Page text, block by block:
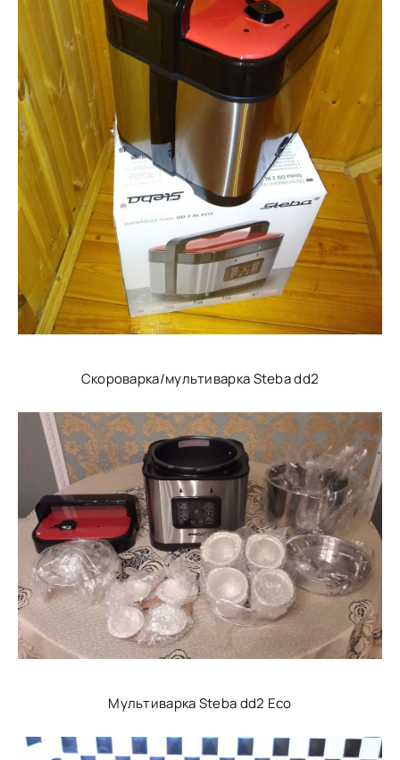
Скороварка/мультиварка Steba dd2
Мультиварка Steba dd2 Eco